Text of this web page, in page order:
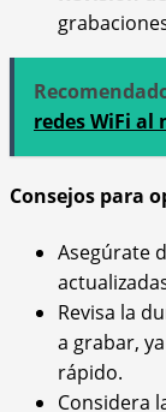
redes WiFi
Consejos para
Asegúrate
Revisa la
a grabar,
rápido.
Considera